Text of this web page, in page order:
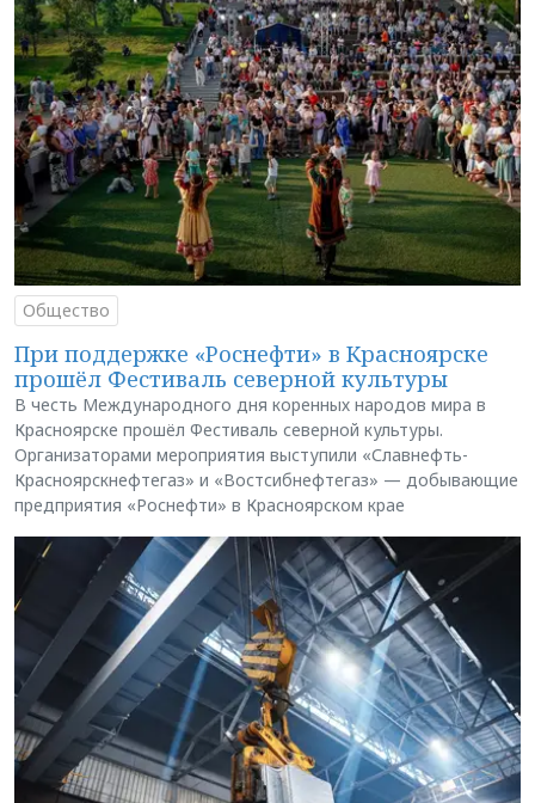
Общество
При поддержке «Роснефти» в Красноярске
прошёл Фестиваль северной культуры
В честь Международного дня коренных народов мира в
Красноярске прошёл Фестиваль северной культуры.
Организаторами мероприятия выступили «Славнефть-
Красноярскнефтегаз» и «Востсибнефтегаз» — добывающие
предприятия «Роснефти» в Красноярском крае